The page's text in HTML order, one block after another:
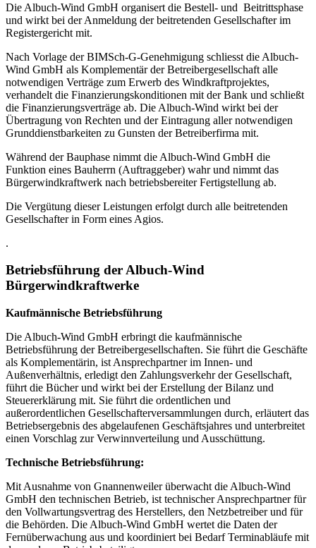
Die Albuch-Wind GmbH organisert die Bestell- und Beitrittsphase
und wirkt bei der Anmeldung der beitretenden Gesellschafter im
Registergericht mit.
Nach Vorlage der BIMSch-G-Genehmigung schliesst die Albuch-
Wind GmbH als Komplementär der Betreibergesellschaft alle
notwendigen Verträge zum Erwerb des Windkraftprojektes,
verhandelt die Finanzierungskonditionen mit der Bank und schließt
die Finanzierungsverträge ab. Die Albuch-Wind wirkt bei der
Übertragung von Rechten und der Eintragung aller notwendigen
Grunddienstbarkeiten zu Gunsten der Betreiberfirma mit.
Während der Bauphase nimmt die Albuch-Wind GmbH die
Funktion eines Bauherrn (Auftraggeber) wahr und nimmt das
Bürgerwindkraftwerk nach betriebsbereiter Fertigstellung ab.
Die Vergütung dieser Leistungen erfolgt durch alle beitretenden
Gesellschafter in Form eines Agios.
.
Betriebsführung der Albuch-Wind
Bürgerwindkraftwerke
Kaufmännische Betriebsführung
Die Albuch-Wind GmbH erbringt die kaufmännische
Betriebsführung der Betreibergesellschaften. Sie führt die Geschäfte
als Komplementärin, ist Ansprechpartner im Innen- und
Außenverhältnis, erledigt den Zahlungsverkehr der Gesellschaft,
führt die Bücher und wirkt bei der Erstellung der Bilanz und
Steuererklärung mit. Sie führt die ordentlichen und
außerordentlichen Gesellschafterversammlungen durch, erläutert das
Betriebsergebnis des abgelaufenen Geschäftsjahres und unterbreitet
einen Vorschlag zur Verwinnverteilung und Ausschüttung.
Technische Betriebsführung:
Mit Ausnahme von Gnannenweiler überwacht die Albuch-Wind
GmbH den technischen Betrieb, ist technischer Ansprechpartner für
den Vollwartungsvertrag des Herstellers, den Netzbetreiber und für
die Behörden. Die Albuch-Wind GmbH wertet die Daten der
Fernüberwachung aus und koordiniert bei Bedarf Terminabläufe mit